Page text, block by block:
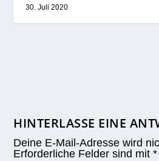
30. Juli 2020
HINTERLASSE EINE
Deine E-Mail-Adresse wird
Erforderliche Felder sind mit*